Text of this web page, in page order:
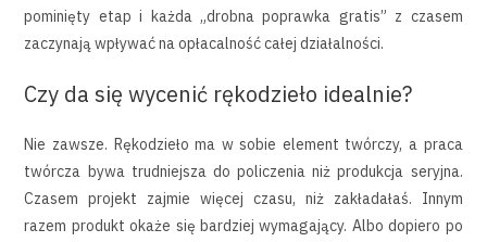
pominięty etap i każda „drobna poprawka gratis” z czasem
zaczynają wpływać na opłacalność całej działalności.
Czy da się wycenić rękodzieło idealnie?
Nie zawsze. Rękodzieło ma w sobie element twórczy, a praca
twórcza bywa trudniejsza do policzenia niż produkcja seryjna.
Czasem projekt zajmie więcej czasu, niż zakładałaś. Innym
razem produkt okaże się bardziej wymagający. Albo dopiero po